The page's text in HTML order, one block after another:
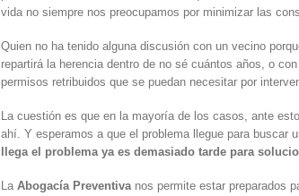
vida no siempre nos preocupamos por minimizar las
Quien no ha tenido alguna discusión con un vecino
repartirá la herencia dentro de no sé cuántos años, o
permisos retribuidos que se puedan necesitar por
La cuestión es que en la mayoría de los casos, ante
ahí. Y esperamos a que el problema llegue para buscar
llega el problema ya es demasiado tarde para
La Abogacía Preventivanos permite estar preparados